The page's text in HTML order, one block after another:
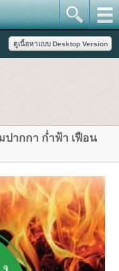
ปากกา ก่ำฟ้า เฟือน